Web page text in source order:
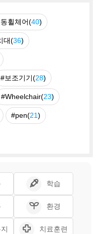
휠체어(40)
대(36)
#보조기기(28)
#Wheelchair(23)
#pen(21)
학습
환경
치료훈련